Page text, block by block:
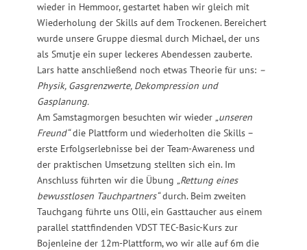
wieder in Hemmoor, gestartet haben wir gleich mit
Wiederholung der Skills auf dem Trockenen. Bereichert
wurde unsere Gruppe diesmal durch Michael, der uns
als Smutje ein super leckeres Abendessen zauberte.
Lars hatte anschließend noch etwas Theorie für uns: –
Physik, Gasgrenzwerte, Dekompression und
Gasplanung.
Am Samstagmorgen besuchten wir wieder „unseren
Freund“die Plattform und wiederholten die Skills –
erste Erfolgserlebnisse bei der Team-Awareness und
der praktischen Umsetzung stellten sich ein. Im
Anschluss führten wir die Übung „Rettung eines
bewusstlosen Tauchpartners“durch. Beim zweiten
Tauchgang führte uns Olli, ein Gasttaucher aus einem
parallel stattfindenden VDST TEC-Basic-Kurs zur
Bojenleine der 12m-Plattform, wo wir alle auf 6m die